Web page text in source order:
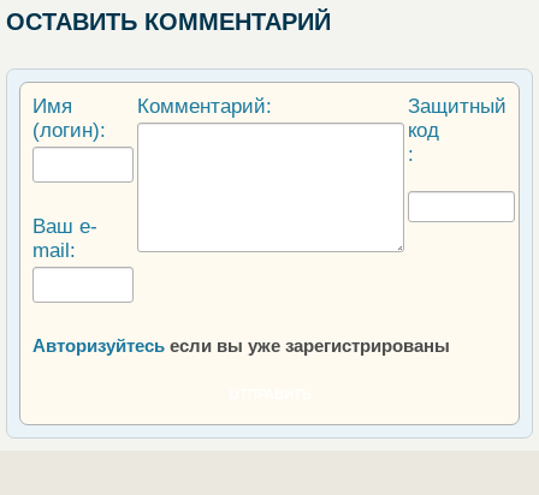
ОСТАВИТЬ КОММЕНТАРИЙ
Имя
(логин):
Ваш e-
mail:
Комментарий:
Защитный
код
:
Авторизуйтесь если вы уже зарегистрированы